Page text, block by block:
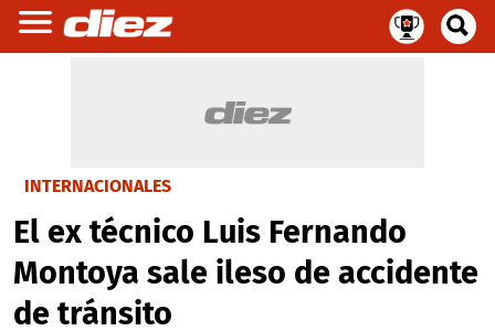
INTERNACIONALES
El ex técnico Luis Fernando
Montoya sale ileso de accidente
de tránsito